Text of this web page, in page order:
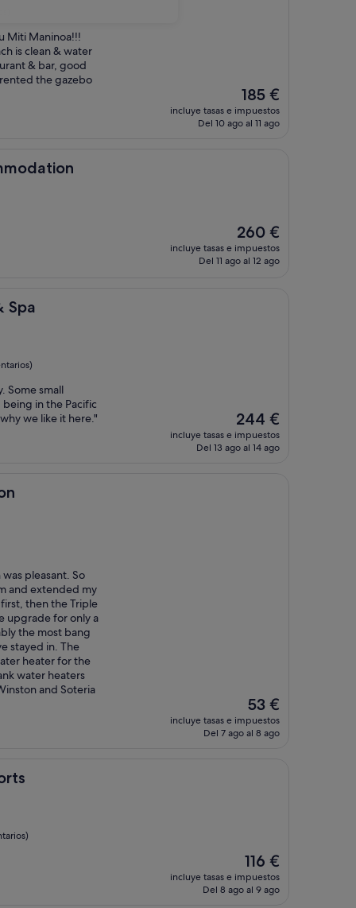
Miti Maninoa!!!
is clean & water
& bar, good
the gazebo
El
precio
actual
185 €
incluye tasas e impuestos
Del 10 ago al 11 ago
El
precio
actual
260 €
incluye tasas e impuestos
Del 11 ago al 12 ago
Spa
Some small
in the Pacific
we like it here."
El
precio
actual
244 €
incluye tasas e impuestos
Del 13 ago al 14 ago
pleasant. So
and extended my
then the Triple
upgrade for only a
the most bang
stayed in. The
heater for the
water heaters
and Soteria
El
precio
actual
53 €
incluye tasas e impuestos
Del 7 ago al 8 ago
El
precio
actual
116 €
incluye tasas e impuestos
Del 8 ago al 9 ago